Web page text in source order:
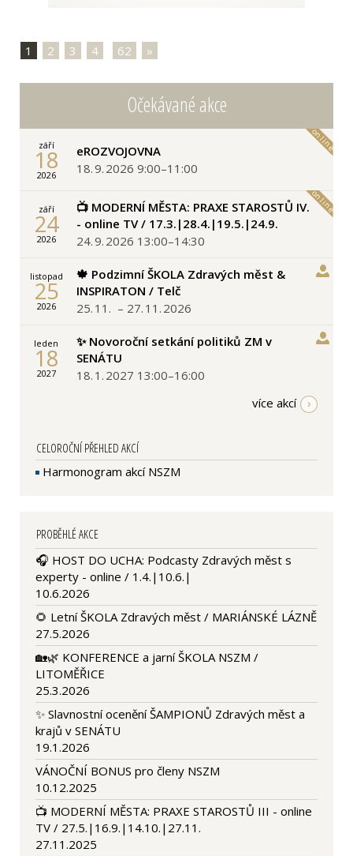
1 2 3 4 62 »
Očekávané akce
září
18
2026
eROZVOJOVNA
18. 9. 2026 9:00–11:00
září
24
2026
📺 MODERNÍ MĚSTA: PRAXE STAROSTŮ IV.
- online TV / 17.3.|28.4.|19.5.|24.9.
24. 9. 2026 13:00–14:30
listopad
25
2026
🍁 Podzimní ŠKOLA Zdravých měst &
INSPIRATON / Telč
25. 11. – 27. 11. 2026
leden
18
2027
✨ Novoroční setkání politiků ZM v
SENÁTU
18. 1. 2027 13:00–16:00
více akcí
CELOROČNÍ PŘEHLED AKCÍ
Harmonogram akcí NSZM
PROBĚHLÉ AKCE
🎧 HOST DO UCHA: Podcasty Zdravých měst s
experty - online / 1.4.|10.6.|
10.6.2026
🌻 Letní ŠKOLA Zdravých měst / MARIÁNSKÉ LÁZNĚ
27.5.2026
🏡🌿 KONFERENCE a jarní ŠKOLA NSZM /
LITOMĚŘICE
25.3.2026
✨ Slavnostní ocenění ŠAMPIONŮ Zdravých měst a
krajů v SENÁTU
19.1.2026
VÁNOČNÍ BONUS pro členy NSZM
10.12.2025
📺 MODERNÍ MĚSTA: PRAXE STAROSTŮ III - online
TV / 27.5.|16.9.|14.10.|27.11.
27.11.2025